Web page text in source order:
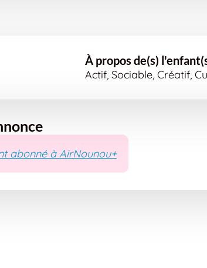
À propos de(s)
Actif, Sociable, Créatif,
abonné à AirNounou+